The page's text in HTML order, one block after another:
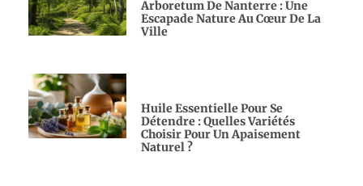
Arboretum De Nanterre : Une
Escapade Nature Au Cœur De La
Ville
Huile Essentielle Pour Se
Détendre : Quelles Variétés
Choisir Pour Un Apaisement
Naturel ?